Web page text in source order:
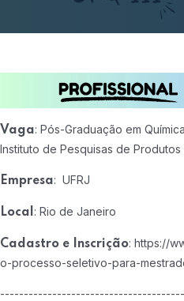
Vaga: Pós-Graduação em
Instituto de Pesquisas de Produtos
Empresa: UFRJ
Local : Rio de Janeiro
Cadastro e Inscrição: https://
o-processo-seletivo-para-